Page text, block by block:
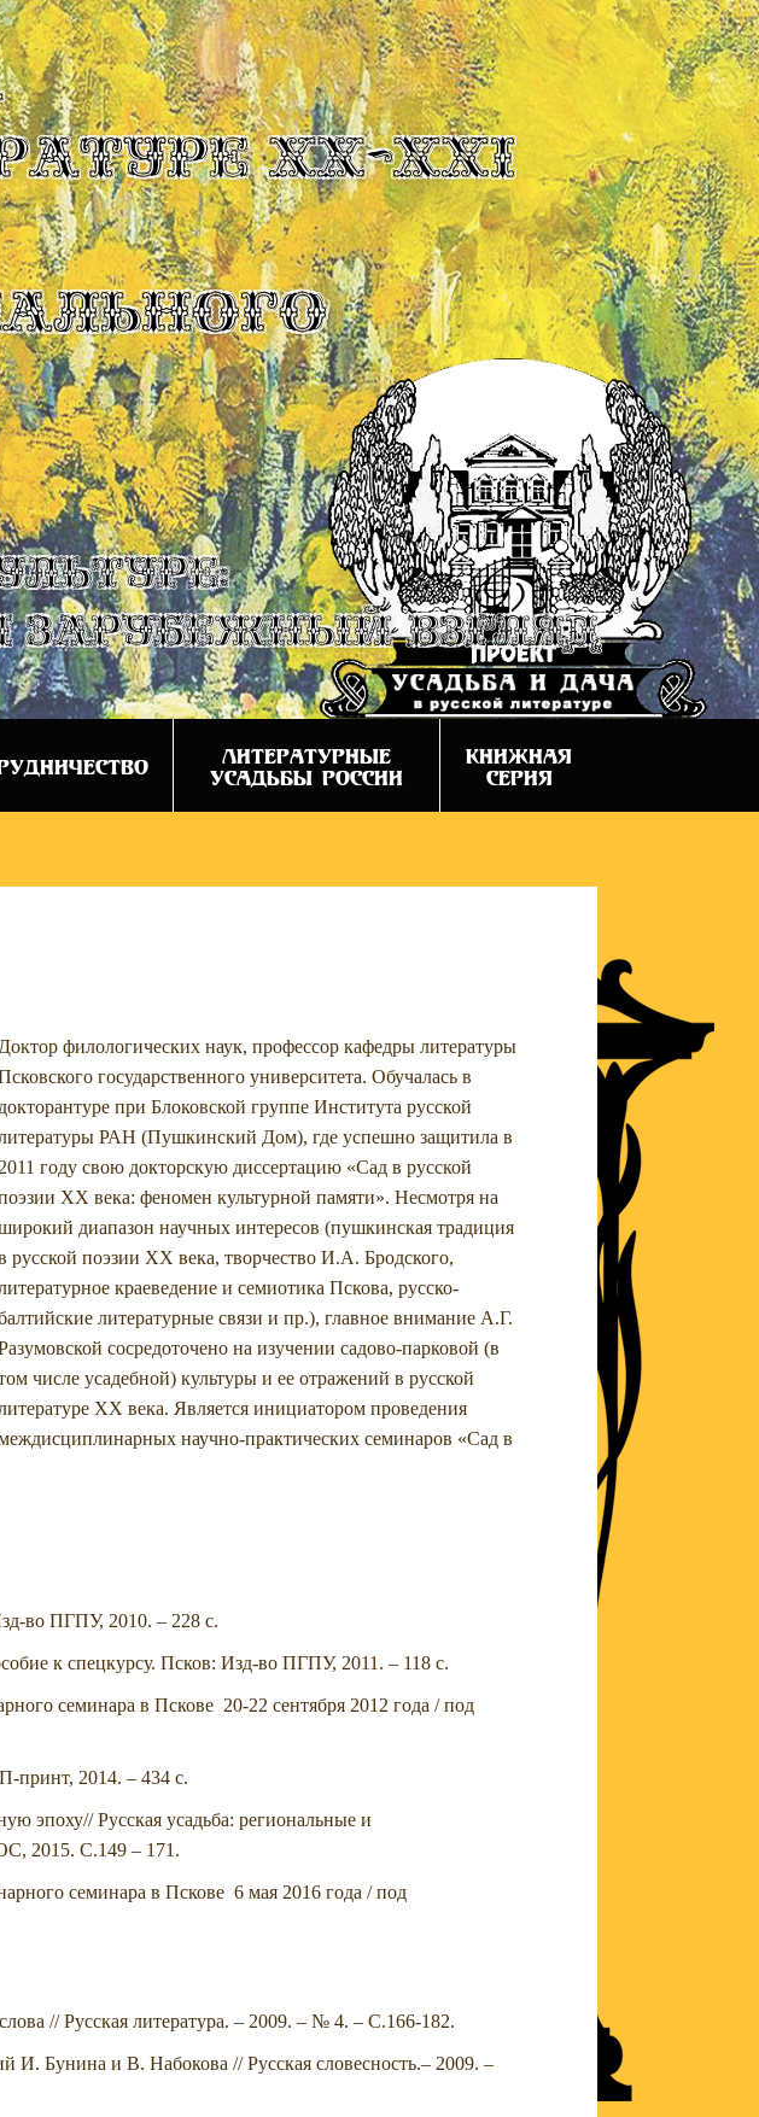
XX-XXI
зарубежный взгляд
ЛИТЕРАТУРНЫЕ
УСАДЬБЫ РОССИИ
КНИЖНАЯ
СЕРИЯ
Доктор филологических наук, профессор кафедры литературы
государственного университета. Обучалась в
докторантуре при Блоковской группе Института русской
РАН (Пушкинский Дом), где успешно защитила в
2011 году свою докторскую диссертацию «Сад в русской
ХХ века: феномен культурной памяти». Несмотря на
диапазон научных интересов (пушкинская традиция
русской поэзии ХХ века, творчество И.А. Бродского,
краеведение и семиотика Пскова, русско-
литературные связи и пр.), главное внимание А.Г.
сосредоточено на изучении садово-парковой (в
числе усадебной) культуры и ее отражений в русской
ХХ века. Является инициатором проведения
научно-практических семинаров «Сад в
во ПГПУ, 2010. – 228 с.
к спецкурсу. Псков: Изд-во ПГПУ, 2011. – 118 с.
семинара в Пскове 20-22 сентября 2012 года / под
принт, 2014. – 434 с.
эпоху// Русская усадьба: региональные и
2015. С.149 – 171.
семинара в Пскове 6 мая 2016 года / под
// Русская литература. – 2009. – № 4. – С.166-182.
И. Бунина и В. Набокова // Русская словесность.– 2009. –